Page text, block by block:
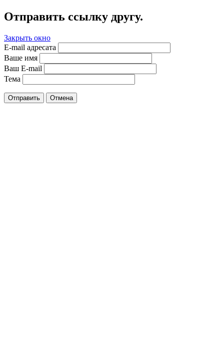
Отправить ссылку другу.
Закрыть окно
E-mail адресата
Ваше имя
Ваш E-mail
Тема
Отправить Отмена